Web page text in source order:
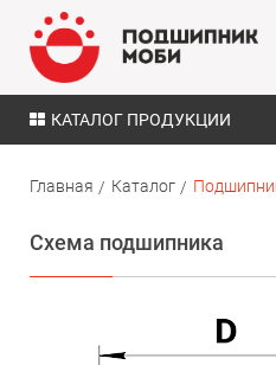
КАТАЛОГ ПРОДУКЦИИ
Главная Каталог
Схема подшипника